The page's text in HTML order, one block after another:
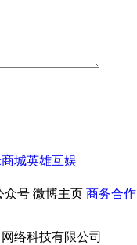
城英雄互娱
众号 微博主页 商务合作
络科技有限公司